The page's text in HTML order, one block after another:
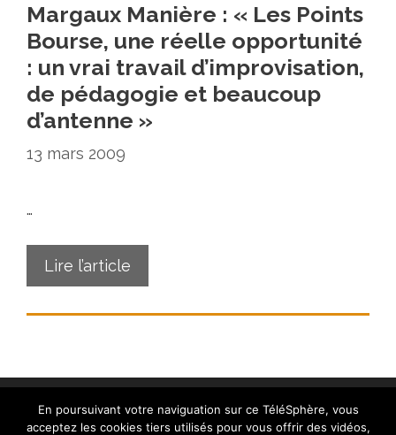
Margaux Manière : « Les Points
Bourse, une réelle opportunité
: un vrai travail d’improvisation,
de pédagogie et beaucoup
d’antenne »
13 mars 2009
…
Lire l’article
En poursuivant votre naviguation sur ce TéléSphère, vous
acceptez les cookies tiers utilisés pour vous offrir des vidéos,